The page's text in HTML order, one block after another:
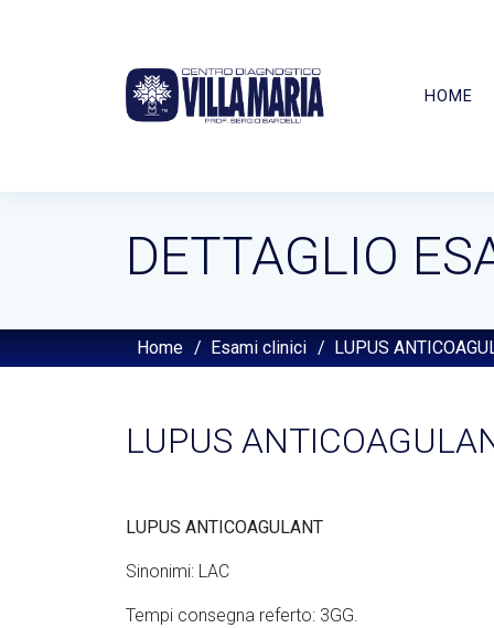
HOME
DETTAGLIO
Home / Esami clinici / LUPUS
LUPUS
LUPUS ANTICOAGULANT
Sinonimi: LAC
Tempi consegna referto: 3GG.